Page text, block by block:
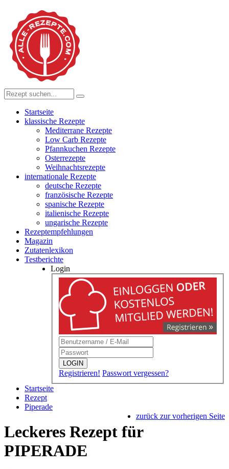
Startseite
klassische Rezepte
Mediterrane Rezepte
Low Carb Rezepte
Pfannkuchen Rezepte
Osterrezepte
Weihnachtsrezepte
internationale Rezepte
deutsche Rezepte
französische Rezepte
spanische Rezepte
italienische Rezepte
ungarische Rezepte
Rezeptempfehlungen
Magazin
Zutatenlexikon
Testberichte
Login
LOGIN
Registrieren! Passwort vergessen?
Startseite
Rezept
Piperade
zurück zur vorherigen Seite
Leckeres Rezept für
PIPERADE